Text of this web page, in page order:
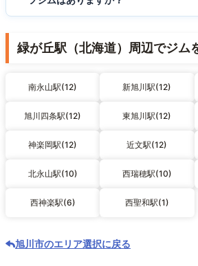
緑が丘駅（北海道）周辺でジム
南永山駅(12) 新旭川駅(12)
旭川四条駅(12) 東旭川駅(12)
神楽岡駅(12) 近文駅(12)
北永山駅(10) 西瑞穂駅(10)
西神楽駅(6) 西聖和駅(1)
旭川市のエリア選択に戻る